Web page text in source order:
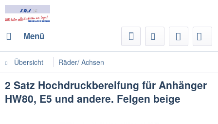
Menü
Übersicht Räder/ Achsen
2 Satz Hochdruckbereifung für Anhänger
HW80, E5 und andere. Felgen beige